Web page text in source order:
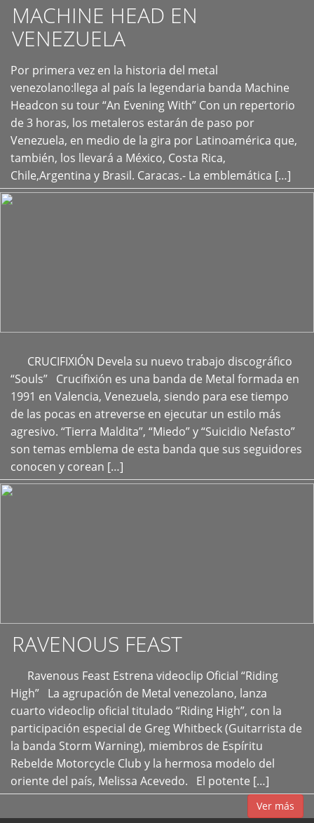
MACHINE HEAD EN
VENEZUELA
Por primera vez en la historia del metal
venezolano:llega al país la legendaria banda Machine
Headcon su tour “An Evening With” Con un repertorio
de 3 horas, los metaleros estarán de paso por
Venezuela, en medio de la gira por Latinoamérica que,
también, los llevará a México, Costa Rica,
Chile,Argentina y Brasil. Caracas.- La emblemática […]
+
CRUCIFIXIÓN Devela su nuevo trabajo discográfico
“Souls” Crucifixión es una banda de Metal formada en
1991 en Valencia, Venezuela, siendo para ese tiempo
de las pocas en atreverse en ejecutar un estilo más
agresivo. “Tierra Maldita”, “Miedo” y “Suicidio Nefasto”
son temas emblema de esta banda que sus seguidores
conocen y corean […]
+
RAVENOUS FEAST
Ravenous Feast Estrena videoclip Oficial “Riding
High” La agrupación de Metal venezolano, lanza
cuarto videoclip oficial titulado “Riding High”, con la
participación especial de Greg Whitbeck (Guitarrista de
la banda Storm Warning), miembros de Espíritu
Rebelde Motorcycle Club y la hermosa modelo del
oriente del país, Melissa Acevedo. El potente […]
Ver más